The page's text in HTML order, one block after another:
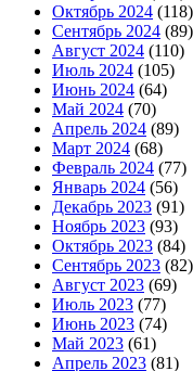
Октябрь 2024 (118)
Сентябрь 2024 (89)
Август 2024 (110)
Июль 2024 (105)
Июнь 2024 (64)
Май 2024 (70)
Апрель 2024 (89)
Март 2024 (68)
Февраль 2024 (77)
Январь 2024 (56)
Декабрь 2023 (91)
Ноябрь 2023 (93)
Октябрь 2023 (84)
Сентябрь 2023 (82)
Август 2023 (69)
Июль 2023 (77)
Июнь 2023 (74)
Май 2023 (61)
Апрель 2023 (81)